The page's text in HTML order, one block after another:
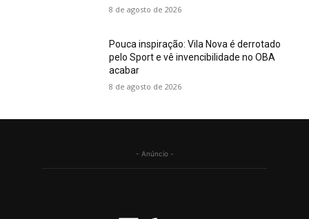
8 de agosto de 2026
Pouca inspiração: Vila Nova é derrotado
pelo Sport e vê invencibilidade no OBA
acabar
8 de agosto de 2026
- Anúncio -